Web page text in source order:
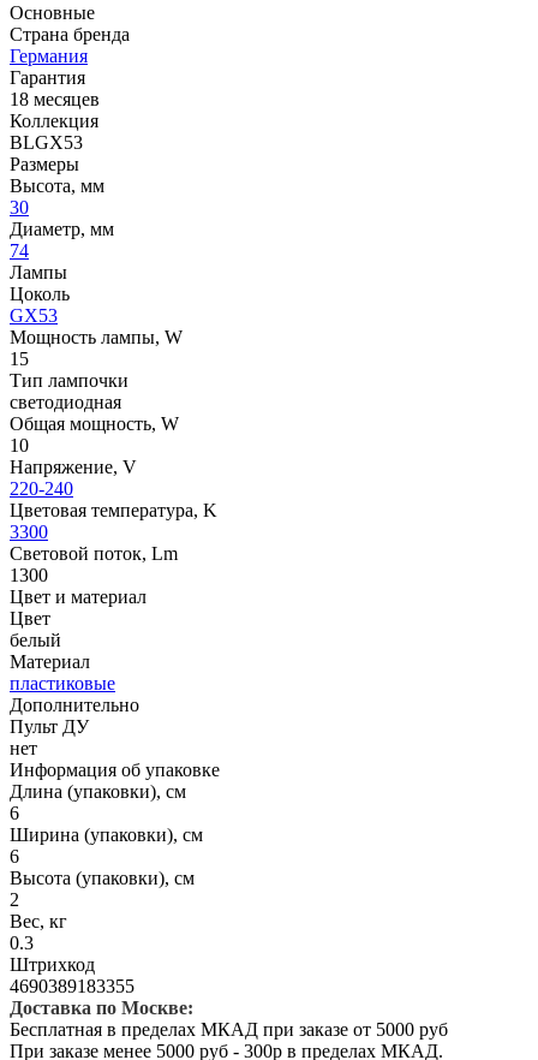
Основные
Страна бренда
Германия
Гарантия
18 месяцев
Коллекция
BLGX53
Размеры
Высота, мм
30
Диаметр, мм
74
Лампы
Цоколь
GX53
Мощность лампы, W
15
Тип лампочки
светодиодная
Общая мощность, W
10
Напряжение, V
220-240
Цветовая температура, K
3300
Световой поток, Lm
1300
Цвет и материал
Цвет
белый
Материал
пластиковые
Дополнительно
Пульт ДУ
нет
Информация об упаковке
Длина (упаковки), см
6
Ширина (упаковки), см
6
Высота (упаковки), см
2
Вес, кг
0.3
Штрихкод
4690389183355
Доставка по Москве:
Бесплатная в пределах МКАД при заказе от 5000 руб
При заказе менее 5000 руб - 300р в пределах МКАД.